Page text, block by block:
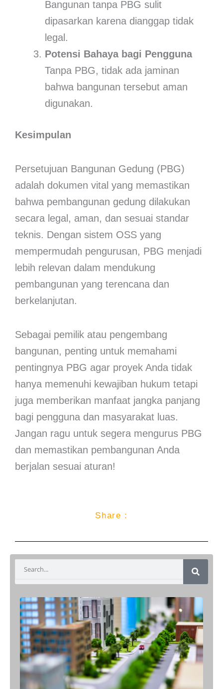
Bangunan tanpa PBG sulit
dipasarkan karena dianggap tidak
legal.
Potensi Bahaya bagi Pengguna
Tanpa PBG, tidak ada jaminan
bahwa bangunan tersebut aman
digunakan.
Kesimpulan
Persetujuan Bangunan Gedung (PBG)
adalah dokumen vital yang memastikan
bahwa pembangunan gedung dilakukan
secara legal, aman, dan sesuai standar
teknis. Dengan sistem OSS yang
mempermudah pengurusan, PBG menjadi
lebih relevan dalam mendukung
pembangunan yang terencana dan
berkelanjutan.
Sebagai pemilik atau pengembang
bangunan, penting untuk memahami
pentingnya PBG agar proyek Anda tidak
hanya memenuhi kewajiban hukum tetapi
juga memberikan manfaat jangka panjang
bagi pengguna dan masyarakat luas.
Jangan ragu untuk segera mengurus PBG
dan memastikan pembangunan Anda
berjalan sesuai aturan!
Share :
Search